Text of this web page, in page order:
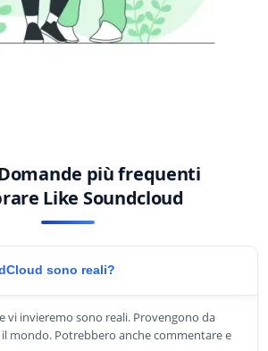
più frequenti
Like Soundcloud
sono reali?
vi invieremo sono reali. Provengono da
mondo. Potrebbero anche commentare e